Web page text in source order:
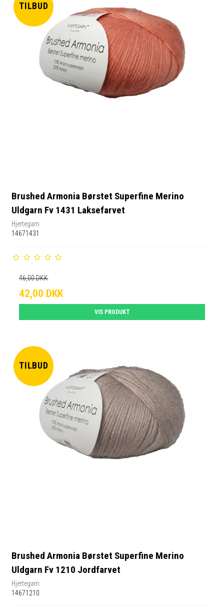
TILBUD
Brushed Armonia Børstet Superfine Merino
Uldgarn Fv 1431 Laksefarvet
Hjertegarn
14671431
46,00 DKK
42,00 DKK
VIS PRODUKT
TILBUD
Brushed Armonia Børstet Superfine Merino
Uldgarn Fv 1210 Jordfarvet
Hjertegarn
14671210